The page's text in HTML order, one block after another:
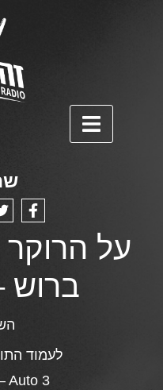
על הרוקר
ברוש – 2/
לעמוד
Auto 3